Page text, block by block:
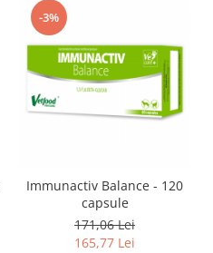
-3%
Immunactiv Balance - 120
capsule
171,06 Lei
165,77 Lei